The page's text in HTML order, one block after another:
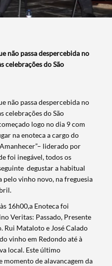
não passa despercebida no
celebrações do São
não passa despercebida no
celebrações do São
logo no dia 9 com
na enoteca a cargo do
liderado por
foi inegável, todos os
degustar a habitual
pelo vinho novo, na freguesia
16h00,a Enoteca foi
Veritas: Passado, Presente
Rui Mataloto e José Calado
vinho em Redondo até à
local. Este último
de alavancagem da